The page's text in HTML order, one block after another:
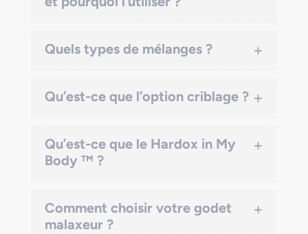
Quels types de mélanges ? +
Qu’est-ce que l’option criblage ? +
Qu’est-ce que le Hardox in My
Body ™ ?
+
Comment choisir votre godet
malaxeur ?
+